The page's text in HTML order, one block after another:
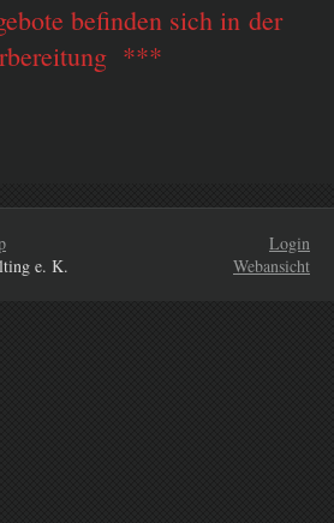
befinden sich in der
***
e. K.
Login
Webansicht